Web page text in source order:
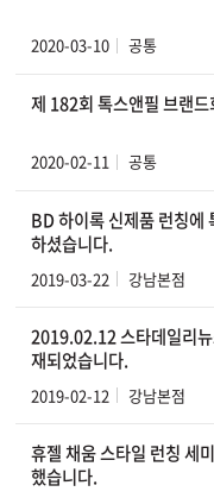
2020-03-10 공통
제 182회 톡스앤필 브랜드
2020-02-11 공통
BD 하이록 신제품 런칭에
하셨습니다.
2019-03-22 강남본점
2019.02.12 스타데일리
재되었습니다.
2019-02-12 강남본점
휴젤 채움 스타일 런칭 세
했습니다.